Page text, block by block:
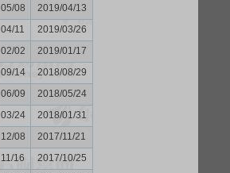
05/08
2019/04/13
04/11
2019/03/26
02/02
2019/01/17
09/14
2018/08/29
06/09
2018/05/24
03/24
2018/01/31
12/08
2017/11/21
11/16
2017/10/25